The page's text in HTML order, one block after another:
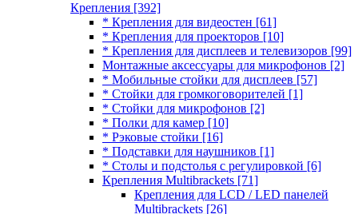
Крепления [392]
* Крепления для видеостен [61]
* Крепления для проекторов [10]
* Крепления для дисплеев и телевизоров [99]
Монтажные аксессуары для микрофонов [2]
* Мобильные стойки для дисплеев [57]
* Стойки для громкоговорителей [1]
* Стойки для микрофонов [2]
* Полки для камер [10]
* Рэковые стойки [16]
* Подставки для наушников [1]
* Столы и подстолья с регулировкой [6]
Крепления Multibrackets [71]
Крепления для LCD / LED панелей
Multibrackets [26]